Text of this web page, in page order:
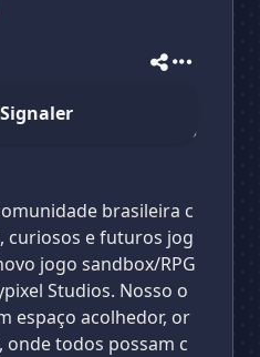
Signaler
Hytale, o novo jogo
brasileira c
curiosos e futuros jog
jogo sandbox/RPG
Studios. Nosso o
espaço acolhedor, or
todos possam c
Brasil
Brasil
Brasil